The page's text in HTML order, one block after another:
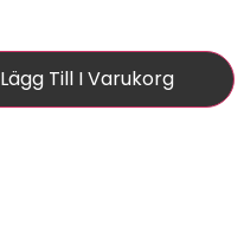
Lägg Till I Varukorg